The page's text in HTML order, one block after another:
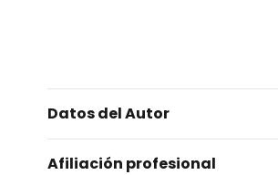
Datos del Autor
Afiliación profesional